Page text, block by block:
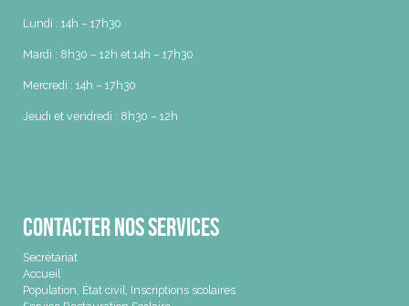
Lundi : 14h – 17h30
Mardi : 8h30 – 12h et 14h – 17h30
Mercredi : 14h – 17h30
Jeudi et vendredi : 8h30 – 12h
Contacter nos services
Secrétariat
Accueil
Population, État civil, Inscriptions scolaires